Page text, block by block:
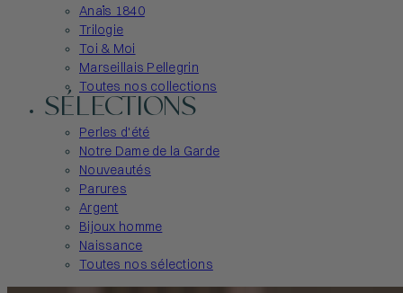
Anaïs 1840
Trilogie
Toi & Moi
Marseillais Pellegrin
Toutes nos collections
SÉLECTIONS
Perles d'été
Notre Dame de la Garde
Nouveautés
Parures
Argent
Bijoux homme
Naissance
Toutes nos sélections